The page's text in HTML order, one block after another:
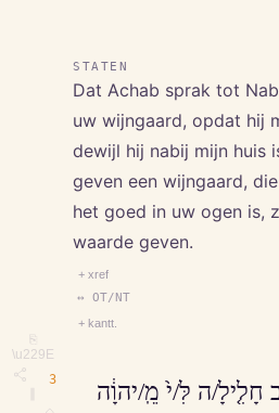
⎘
\u229E
STATEN
Dat Achab sprak tot
uw wijngaard, opdat hij
dewijl hij nabij mijn huis
geven een wijngaard,
het goed in uw ogen is,
waarde geven.
+ xref
↔ OT/NT
+ kantt.
3
חָלִ֤ילָ/ה לִּ/י֙ מֵֽ/יהוָ֔ה